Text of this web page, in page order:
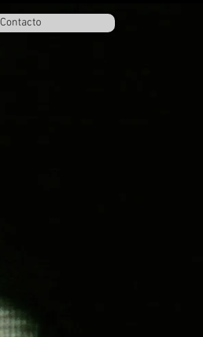
Contacto